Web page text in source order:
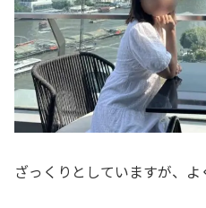
ざっくりとしていますが、よ